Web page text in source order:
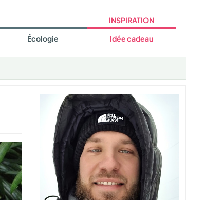
Écologie
INSPIRATION
Idée cadeau